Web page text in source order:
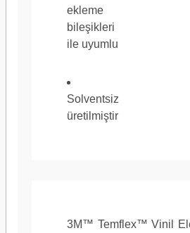
Toplam Genişlik (İngiliz)
ekleme
bileşikleri
ile uyumlu
Solventsiz
üretilmiştir
3M™ Temflex™ Vinil